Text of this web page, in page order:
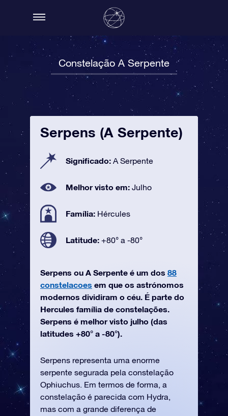
Constelação A Serpente
Serpens (A Serpente)
Significado: A Serpente
Melhor visto em: Julho
Família: Hércules
Latitude: +80° a -80°
Serpens ou A Serpente é um dos 88
constelacoes em que os astrónomos
modernos dividiram o céu. É parte do
Hercules família de constelações.
Serpens é melhor visto julho (das
latitudes +80° a -80°).
Serpens representa uma enorme
serpente segurada pela constelação
Ophiuchus. Em termos de forma, a
constelação é parecida com Hydra,
mas com a grande diferença de